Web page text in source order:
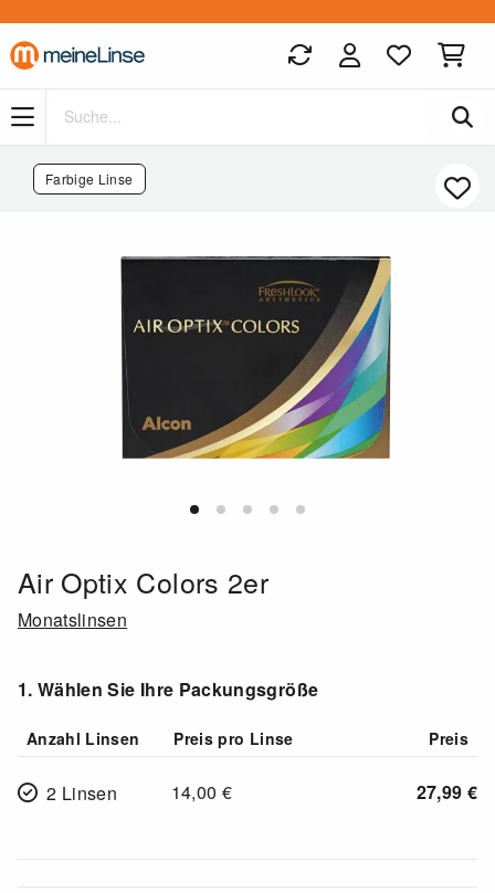
Zum Hauptinhalt springen
Farbige Linse
Air Optix Colors 2er
Monatslinsen
1. Wählen Sie Ihre Packungsgröße
Anzahl Linsen Preis pro Linse Preis
2 Linsen 14,00 € 27,99 €